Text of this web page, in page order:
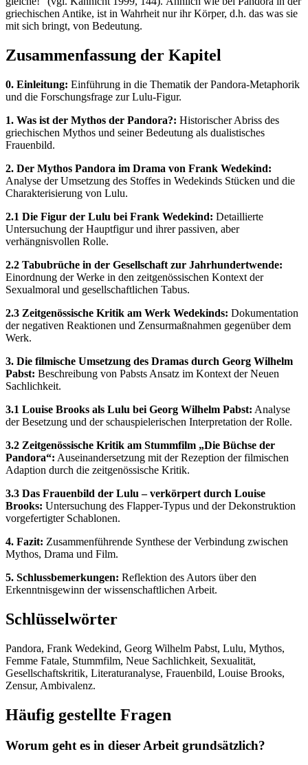
griechischen Antike, ist in Wahrheit nur ihr Körper, d.h. das was sie
mit sich bringt, von Bedeutung.
Zusammenfassung der Kapitel
0. Einleitung: Einführung in die Thematik der Pandora-Metaphorik
und die Forschungsfrage zur Lulu-Figur.
1. Was ist der Mythos der Pandora?: Historischer Abriss des
griechischen Mythos und seiner Bedeutung als dualistisches
Frauenbild.
2. Der Mythos Pandora im Drama von Frank Wedekind:
Analyse der Umsetzung des Stoffes in Wedekinds Stücken und die
Charakterisierung von Lulu.
2.1 Die Figur der Lulu bei Frank Wedekind: Detaillierte
Untersuchung der Hauptfigur und ihrer passiven, aber
verhängnisvollen Rolle.
2.2 Tabubrüche in der Gesellschaft zur Jahrhundertwende:
Einordnung der Werke in den zeitgenössischen Kontext der
Sexualmoral und gesellschaftlichen Tabus.
2.3 Zeitgenössische Kritik am Werk Wedekinds: Dokumentation
der negativen Reaktionen und Zensurmaßnahmen gegenüber dem
Werk.
3. Die filmische Umsetzung des Dramas durch Georg Wilhelm
Pabst: Beschreibung von Pabsts Ansatz im Kontext der Neuen
Sachlichkeit.
3.1 Louise Brooks als Lulu bei Georg Wilhelm Pabst: Analyse
der Besetzung und der schauspielerischen Interpretation der Rolle.
3.2 Zeitgenössische Kritik am Stummfilm „Die Büchse der
Pandora“: Auseinandersetzung mit der Rezeption der filmischen
Adaption durch die zeitgenössische Kritik.
3.3 Das Frauenbild der Lulu – verkörpert durch Louise
Brooks: Untersuchung des Flapper-Typus und der Dekonstruktion
vorgefertigter Schablonen.
4. Fazit: Zusammenführende Synthese der Verbindung zwischen
Mythos, Drama und Film.
5. Schlussbemerkungen: Reflektion des Autors über den
Erkenntnisgewinn der wissenschaftlichen Arbeit.
Schlüsselwörter
Pandora, Frank Wedekind, Georg Wilhelm Pabst, Lulu, Mythos,
Femme Fatale, Stummfilm, Neue Sachlichkeit, Sexualität,
Gesellschaftskritik, Literaturanalyse, Frauenbild, Louise Brooks,
Zensur, Ambivalenz.
Häufig gestellte Fragen
Worum geht es in dieser Arbeit grundsätzlich?